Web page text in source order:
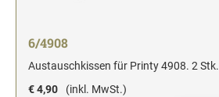
6/4908
Austauschkissen für Printy 4908. 2 Stk.
€ 4,90
(inkl. MwSt.)